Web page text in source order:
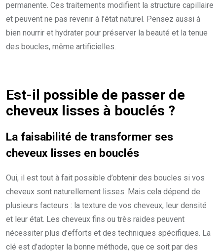
permanente. Ces traitements modifient la structure capillaire
et peuvent ne pas revenir à l’état naturel. Pensez aussi à
bien nourrir et hydrater pour préserver la beauté et la tenue
des boucles, même artificielles.
Est-il possible de passer de
cheveux lisses à bouclés ?
La faisabilité de transformer ses
cheveux lisses en bouclés
Oui, il est tout à fait possible d’obtenir des boucles si vos
cheveux sont naturellement lisses. Mais cela dépend de
plusieurs facteurs : la texture de vos cheveux, leur densité
et leur état. Les cheveux fins ou très raides peuvent
nécessiter plus d’efforts et des techniques spécifiques. La
clé est d’adopter la bonne méthode, que ce soit par des